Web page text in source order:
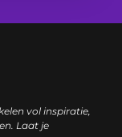
vol inspiratie,
Laat je